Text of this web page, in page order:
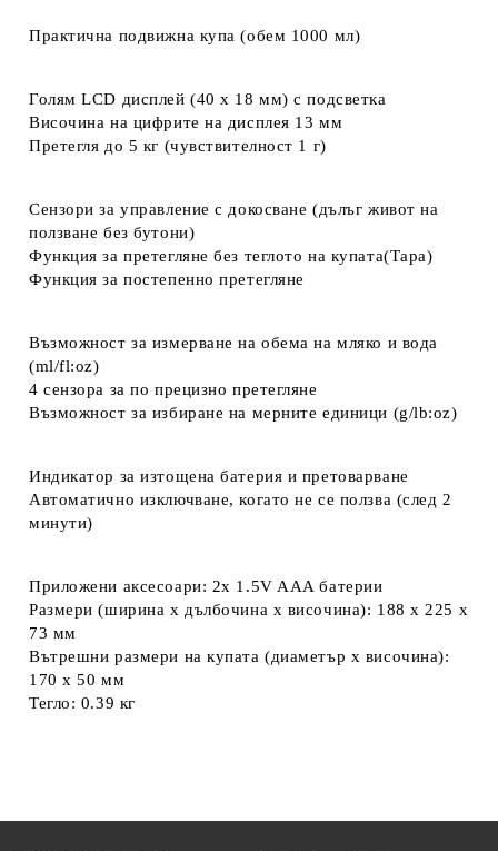
Практична подвижна купа (обем 1000 мл)
Голям LCD дисплей (40 x 18 мм) с подсветка
Височина на цифрите на дисплея 13 мм
Претегля до 5 кг (чувствителност 1 г)
Сензори за управление с докосване (дълъг живот на
ползване без бутони)
Функция за претегляне без теглото на купата(Тара)
Функция за постепенно претегляне
Възможност за измерване на обема на мляко и вода
(ml/fl:oz)
4 сензора за по прецизно претегляне
Възможност за избиране на мерните единици (g/lb:oz)
Индикатор за изтощена батерия и претоварване
Автоматично изключване, когато не се ползва (след 2
минути)
Приложени аксесоари: 2x 1.5V AAA батерии
Размери (ширина x дълбочина x височина): 188 x 225 x
73 мм
Вътрешни размери на купата (диаметър x височина):
170 x 50 мм
Тегло: 0.39 кг